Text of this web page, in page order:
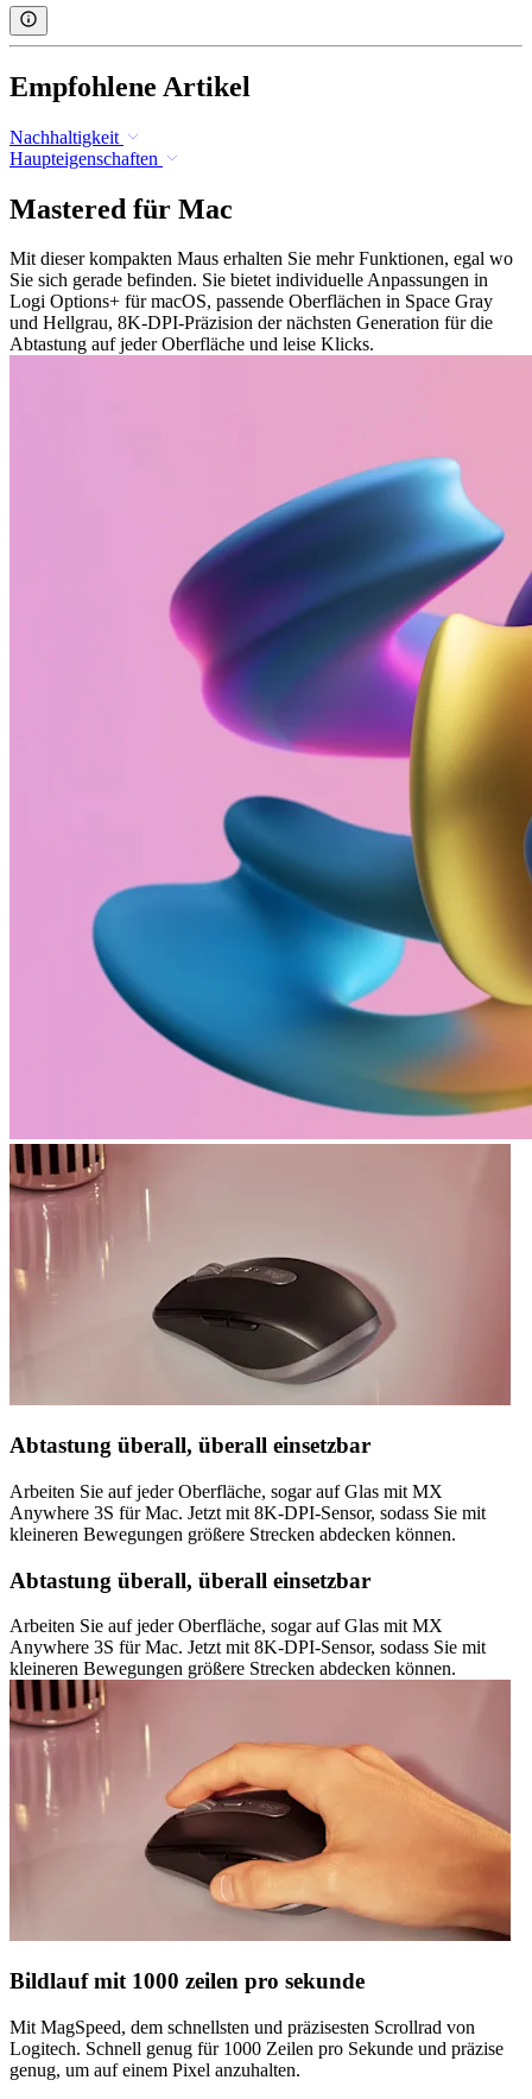
Empfohlene Artikel
Nachhaltigkeit
Haupteigenschaften
Mastered für Mac
Mit dieser kompakten Maus erhalten Sie mehr Funktionen, egal wo
Sie sich gerade befinden. Sie bietet individuelle Anpassungen in
Logi Options+ für macOS, passende Oberflächen in Space Gray
und Hellgrau, 8K-DPI-Präzision der nächsten Generation für die
Abtastung auf jeder Oberfläche und leise Klicks.
Abtastung überall, überall einsetzbar
Arbeiten Sie auf jeder Oberfläche, sogar auf Glas mit MX
Anywhere 3S für Mac. Jetzt mit 8K-DPI-Sensor, sodass Sie mit
kleineren Bewegungen größere Strecken abdecken können.
Abtastung überall, überall einsetzbar
Arbeiten Sie auf jeder Oberfläche, sogar auf Glas mit MX
Anywhere 3S für Mac. Jetzt mit 8K-DPI-Sensor, sodass Sie mit
kleineren Bewegungen größere Strecken abdecken können.
Bildlauf mit 1000 zeilen pro sekunde
Mit MagSpeed, dem schnellsten und präzisesten Scrollrad von
Logitech. Schnell genug für 1000 Zeilen pro Sekunde und präzise
genug, um auf einem Pixel anzuhalten.